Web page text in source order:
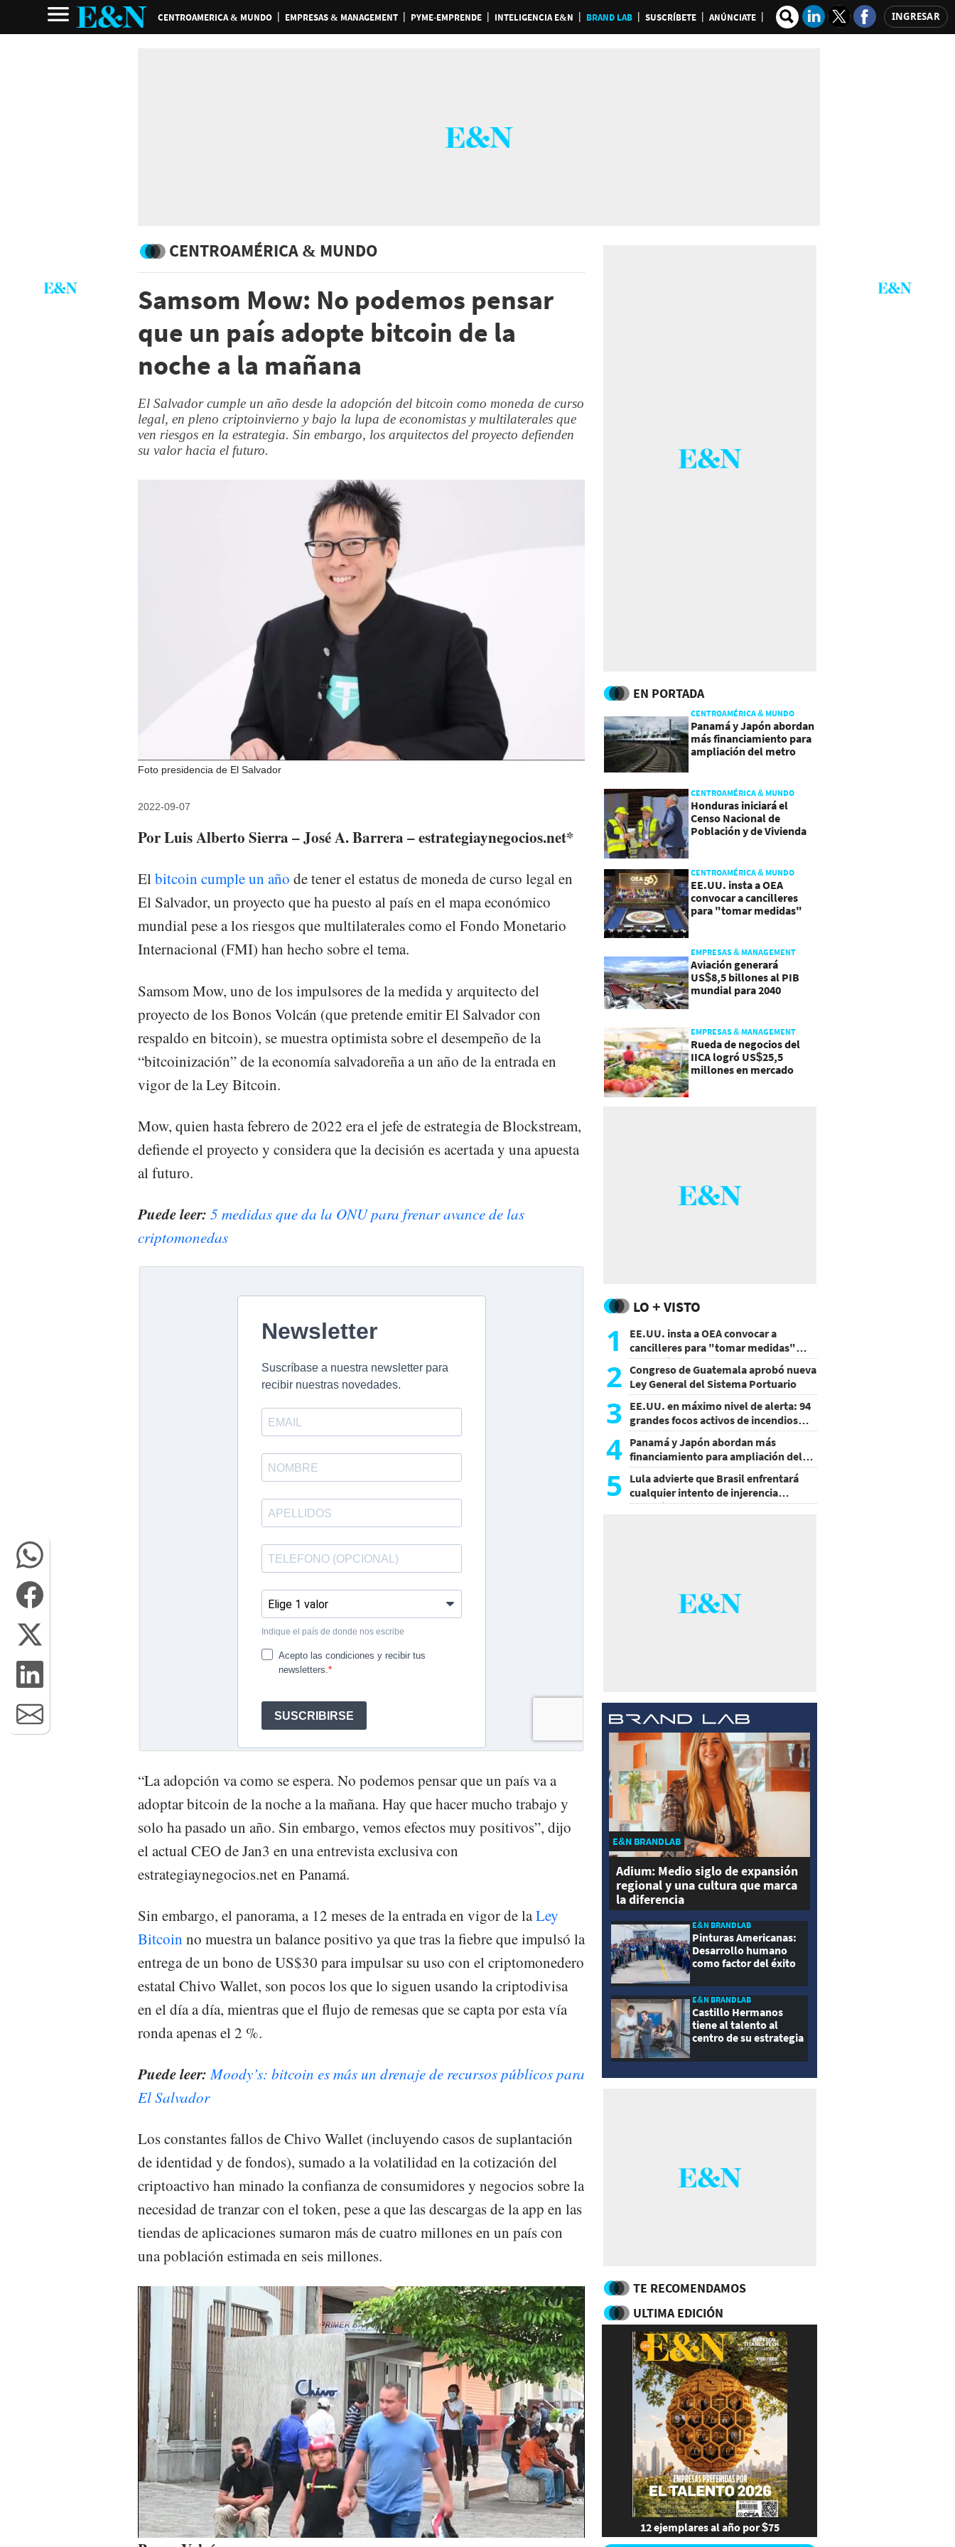
CENTROAMERICA & MUNDO EMPRESAS & MANAGEMENT PYME-EMPRENDE INTELIGENCIA E&N BRAND LAB SUSCRÍBETE ANÚNCIATE INGRESAR
CENTROAMÉRICA & MUNDO
Samsom Mow: No podemos pensar
que un país adopte bitcoin de la
noche a la mañana
El Salvador cumple un año desde la adopción del bitcoin como moneda de curso
legal, en pleno criptoinvierno y bajo la lupa de economistas y multilaterales que
ven riesgos en la estrategia. Sin embargo, los arquitectos del proyecto defienden
su valor hacia el futuro.
Foto presidencia de El Salvador
2022-09-07
Por Luis Alberto Sierra – José A. Barrera – estrategiaynegocios.net*
Elbitcoin cumple un año de tener el estatus de moneda de curso legal en
El Salvador, un proyecto que ha puesto al país en el mapa económico
mundial pese a los riesgos que multilaterales como el Fondo Monetario
Internacional (FMI) han hecho sobre el tema.
Samsom Mow, uno de los impulsores de la medida y arquitecto del
proyecto de los Bonos Volcán (que pretende emitir El Salvador con
respaldo en bitcoin), se muestra optimista sobre el desempeño de la
“bitcoinización” de la economía salvadoreña a un año de la entrada en
vigor de la Ley Bitcoin.
Mow, quien hasta febrero de 2022 era el jefe de estrategia de Blockstream,
defiende el proyecto y considera que la decisión es acertada y una apuesta
al futuro.
Puede leer: 5 medidas que da la ONU para frenar avance de las
criptomonedas
“La adopción va como se espera. No podemos pensar que un país va a
adoptar bitcoin de la noche a la mañana. Hay que hacer mucho trabajo y
solo ha pasado un año. Sin embargo, vemos efectos muy positivos”, dijo
el actual CEO de Jan3 en una entrevista exclusiva con
estrategiaynegocios.net en Panamá.
Sin embargo, el panorama, a 12 meses de la entrada en vigor de laLey
Bitcoin no muestra un balance positivo ya que tras la fiebre que impulsó la
entrega de un bono de US$30 para impulsar su uso con el criptomonedero
estatal Chivo Wallet, son pocos los que lo siguen usando la criptodivisa
en el día a día, mientras que el flujo de remesas que se capta por esta vía
ronda apenas el 2 %.
Puede leer:Moody’s: bitcoin es más un drenaje de recursos públicos para
El Salvador
Los constantes fallos de Chivo Wallet (incluyendo casos de suplantación
de identidad y de fondos), sumado a la volatilidad en la cotización del
criptoactivo han minado la confianza de consumidores y negocios sobre la
necesidad de tranzar con el token, pese a que las descargas de la app en las
tiendas de aplicaciones sumaron más de cuatro millones en un país con
una población estimada en seis millones.
EN PORTADA
CENTROAMÉRICA & MUNDO
Panamá y Japón abordan
más financiamiento para
ampliación del metro
CENTROAMÉRICA & MUNDO
Honduras iniciará el
Censo Nacional de
Población y de Vivienda
CENTROAMÉRICA & MUNDO
EE.UU. insta a OEA
convocar a cancilleres
para "tomar medidas"
EMPRESAS & MANAGEMENT
Aviación generará
US$8,5 billones al PIB
mundial para 2040
EMPRESAS & MANAGEMENT
Rueda de negocios del
IICA logró US$25,5
millones en mercado
LO + VISTO
1
EE.UU. insta a OEA convocar a
cancilleres para "tomar medidas"
sobre Nicaragua
2 Congreso de Guatemala aprobó nueva
Ley General del Sistema Portuario
3 EE.UU. en máximo nivel de alerta: 94
grandes focos activos de incendios
forestales
4 Panamá y Japón abordan más
financiamiento para ampliación del
metro
5
Lula advierte que Brasil enfrentará
cualquier intento de injerencia
extranjera
E&N BRANDLAB
Adium: Medio siglo de expansión
regional y una cultura que marca
la diferencia
E&N BRANDLAB
Pinturas Americanas:
Desarrollo humano
como factor del éxito
E&N BRANDLAB
Castillo Hermanos
tiene al talento al
centro de su estrategia
TE RECOMENDAMOS
ULTIMA EDICIÓN
12 ejemplares al año por $75